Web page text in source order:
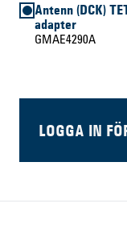
Antenn (DCK)
adapter
GMAE4290A
LOGGA IN